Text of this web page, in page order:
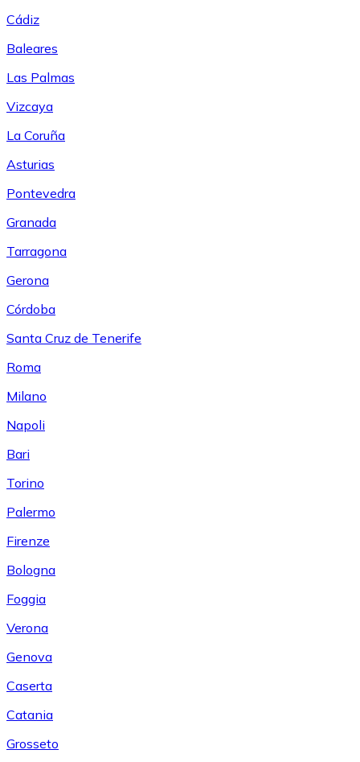
Cádiz
Baleares
Las Palmas
Vizcaya
La Coruña
Asturias
Pontevedra
Granada
Tarragona
Gerona
Córdoba
Santa Cruz de Tenerife
Roma
Milano
Napoli
Bari
Torino
Palermo
Firenze
Bologna
Foggia
Verona
Genova
Caserta
Catania
Grosseto